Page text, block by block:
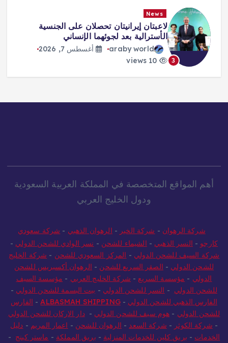
3
News
لاعبتان إيرانيتان تحصلان على الجنسية
الأسترالية بعد لجوئهما الإنساني
araby world
أغسطس 7, 2026
أهم المواقع المتخصصة في المملكة العربية السعودية
ودول الخليج العربي
شركة الرهوان - شركة الخير - الرهوان الذهبي - شركة سعودي
كارجو - النسر الذهبي - الشيماء للشحن - نسر الوادي للشحن الدولي -
شركة السيف للشحن الدولي - المركز السعودي للشحن - شركة الخليج
للشحن الدولي - الصقر السريع للشحن - الرهوان أكسبريس للشحن
الدولي - مؤسسة السريع - شركة الخليج العربي - مؤسسة السيف
للشحن الدولي - النسر للشحن الدولي - بيت البسمة للشحن الدولي -
الفارس الذهبي للشحن الدولي -
ALBASMAH SHIPPING
- الفارس
للشحن الدولي - هوم سيف للشحن الدولي -دار الاركان للشحن الدولي
- شركة الكوثر - شركة السعد - الرهوان للشحن - اعمار المريم - دليل
الخدمات - بريق كلين للخدمات المنزلية - بريق المملكة - ماستر كينج -